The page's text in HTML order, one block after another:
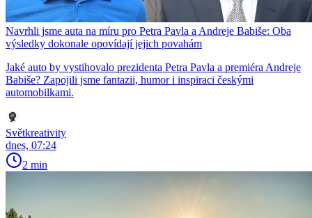
Navrhli jsme auta na míru pro Petra Pavla a Andreje Babiše: Oba
výsledky dokonale opovídají jejich povahám
Jaké auto by vystihovalo prezidenta Petra Pavla a premiéra Andreje
Babiše? Zapojili jsme fantazii, humor i inspiraci českými
automobilkami.
Světkreativity
dnes, 07:24
2 min